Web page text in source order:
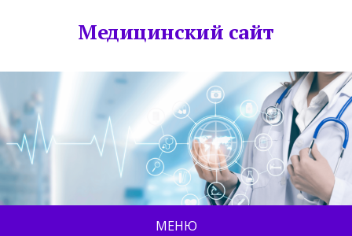
Медицинский сайт
МЕНЮ